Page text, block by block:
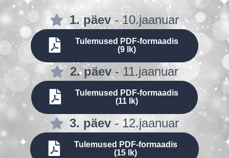
1. päev- 10.jaanuar
Tulemused PDF-formaadis
(9 lk)
2. päev- 11.jaanuar
Tulemused PDF-formaadis
(11 lk)
3. päev- 12.jaanuar
Tulemused PDF-formaadis
(15 lk)